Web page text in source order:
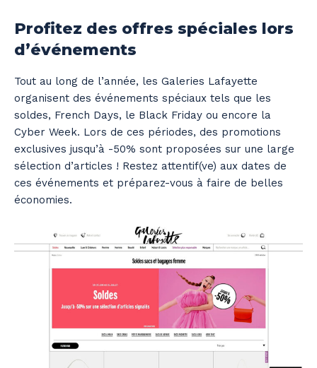
Profitez des offres spéciales lors
d’événements
Tout au long de l’année, les Galeries Lafayette
organisent des événements spéciaux tels que les
soldes, French Days, le Black Friday ou encore la
Cyber Week. Lors de ces périodes, des promotions
exclusives jusqu’à -50% sont proposées sur une large
sélection d’articles ! Restez attentif(ve) aux dates de
ces événements et préparez-vous à faire de belles
économies.